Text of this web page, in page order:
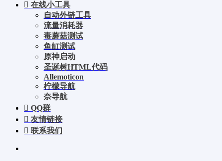
在线小工具
自动外链工具
流量消耗器
毒蘑菇测试
鱼缸测试
原神启动
圣诞树HTML代码
Allemoticon
柠檬导航
奈导航
QQ群
友情链接
联系我们